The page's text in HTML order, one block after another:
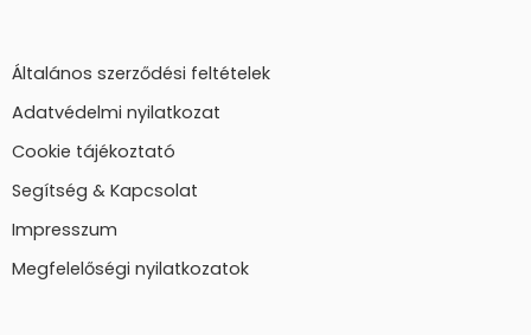
Általános szerződési feltételek
Adatvédelmi nyilatkozat
Cookie tájékoztató
Segítség & Kapcsolat
Impresszum
Megfelelőségi nyilatkozatok